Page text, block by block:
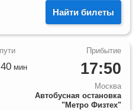
Найти билеты
17:50
Москва
Автобусная остановка
"Метро Физтех"
40мин